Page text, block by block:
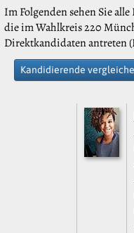
Im Folgenden sehen Sie
die im Wahlkreis 220
Direktkandidaten antreten
Kandidierende